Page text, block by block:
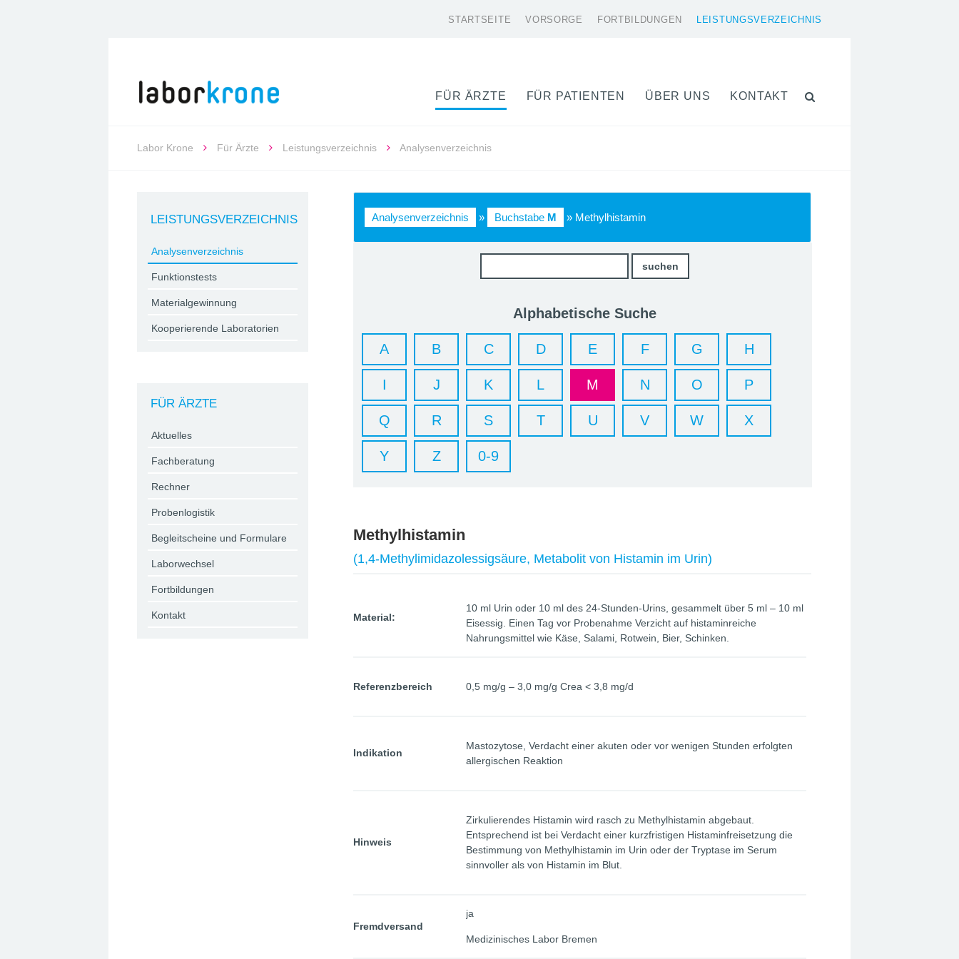
STARTSEITE VORSORGE FORTBILDUNGEN LEISTUNGSVERZEICHNIS
FÜR ÄRZTE FÜR PATIENTEN ÜBER UNS KONTAKT
Labor Krone Für Ärzte Leistungsverzeichnis Analysenverzeichnis
Analysenverzeichnis » Buchstabe M » Methylhistamin
Alphabetische Suche
A B C D E F G H
I J K L M N O P
Q R S T U V W X
Y Z 0-9
Methylhistamin
(1,4-Methylimidazolessigsäure, Metabolit von Histamin im Urin)
Material:
10 ml Urin oder 10 ml des 24-Stunden-Urins, gesammelt über 5 ml – 10 ml
Eisessig. Einen Tag vor Probenahme Verzicht auf histaminreiche
Nahrungsmittel wie Käse, Salami, Rotwein, Bier, Schinken.
Referenzbereich 0,5 mg/g – 3,0 mg/g Crea < 3,8 mg/d
Indikation
Mastozytose, Verdacht einer akuten oder vor wenigen Stunden erfolgten
allergischen Reaktion
Hinweis
Zirkulierendes Histamin wird rasch zu Methylhistamin abgebaut.
Entsprechend ist bei Verdacht einer kurzfristigen Histaminfreisetzung die
Bestimmung von Methylhistamin im Urin oder der Tryptase im Serum
sinnvoller als von Histamin im Blut.
Fremdversand
ja
Medizinisches Labor Bremen
LEISTUNGSVERZEICHNIS
Analysenverzeichnis
Funktionstests
Materialgewinnung
Kooperierende Laboratorien
FÜR ÄRZTE
Aktuelles
Fachberatung
Rechner
Probenlogistik
Begleitscheine und Formulare
Laborwechsel
Fortbildungen
Kontakt